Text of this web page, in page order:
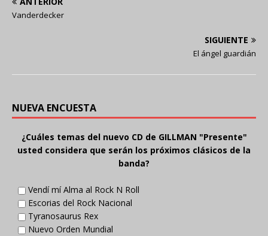
Vanderdecker
SIGUIENTE
El ángel guardián
NUEVA ENCUESTA
¿Cuáles temas del nuevo CD de GILLMAN "Presente"
usted considera que serán los próximos clásicos de la
banda?
Vendí mí Alma al Rock N Roll
Escorias del Rock Nacional
Tyranosaurus Rex
Nuevo Orden Mundial